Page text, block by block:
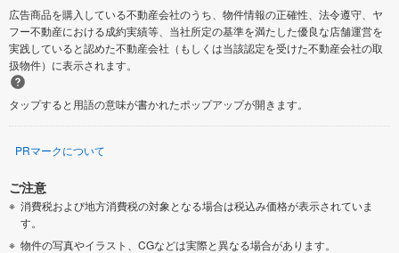
広告商品を購入している不動産会社のうち、物件情報の正確性、法令遵守、ヤ
フー不動産における成約実績等、当社所定の基準を満たした優良な店舗運営を
実践していると認めた不動産会社（もしくは当該認定を受けた不動産会社の取
扱物件）に表示されます。
タップすると用語の意味が書かれたポップアップが開きます。
PRマークについて
ご注意
消費税および地方消費税の対象となる場合は税込み価格が表示されていま
す。
物件の写真やイラスト、CGなどは実際と異なる場合があります。